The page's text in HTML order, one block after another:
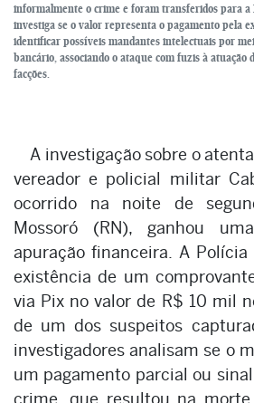
informalmente o crime e foram transferidos para a
investiga se o valor representa o pagamento pela
identificar possíveis mandantes intelectuais por
bancário, associando o ataque com fuzis à
facções.
A investigação sobre o
vereador e policial militar
ocorrido na noite de
Mossoró (RN), ganhou
apuração financeira. A
existência de um
via Pix no valor de R$ 10 mil
de um dos suspeitos
investigadores analisam se o
um pagamento parcial ou
crime, que resultou na